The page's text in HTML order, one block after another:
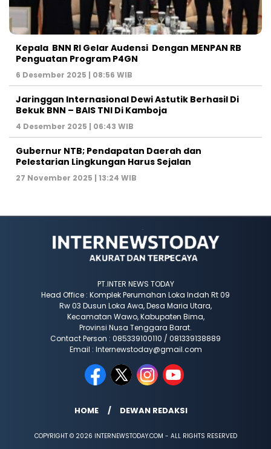
Kepala BNN RI Gelar Audensi Dengan MENPAN RB
Penguatan Program P4GN
6 Desember 2025 | 08:56 WIB
Jaringgan Internasional Dewi Astutik Berhasil Di
Bekuk BNN – BAIS TNI Di Kamboja
4 Desember 2025 | 06:43 WIB
Gubernur NTB; Pendapatan Daerah dan
Pelestarian Lingkungan Harus Sejalan
27 November 2025 | 13:24 WIB
PT.INTER NEWS TODAY
Head Office : Komplek Perumahan Loka Indah Rt 09
Rw 03 Dusun Loka Awa, Desa Maria Utara,
Kecamatan Wawo, Kabupaten Bima,
Provinsi Nusa Tenggara Barat.
Contact Person : 085339100110 / 081339138889
Email : Internewstoday@gmail.com
HOME DEWAN REDAKSI
COPYRIGHT © 2026 INTERNEWSTODAY.COM - ALL RIGHTS RESERVED